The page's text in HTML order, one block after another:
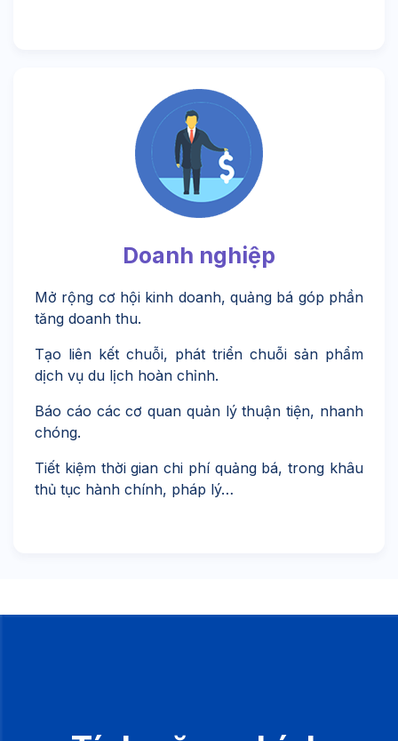
Doanh nghiệp
Mở rộng cơ hội kinh doanh, quảng bá góp phần
tăng doanh thu.
Tạo liên kết chuỗi, phát triển chuỗi sản phẩm
dịch vụ du lịch hoàn chỉnh.
Báo cáo các cơ quan quản lý thuận tiện, nhanh
chóng.
Tiết kiệm thời gian chi phí quảng bá, trong khâu
thủ tục hành chính, pháp lý…